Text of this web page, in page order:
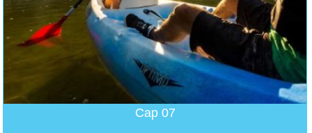
Cap 07